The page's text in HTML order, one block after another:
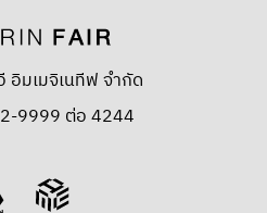
อิมเมจิเนทีฟ จำกัด
9999 ต่อ 4244